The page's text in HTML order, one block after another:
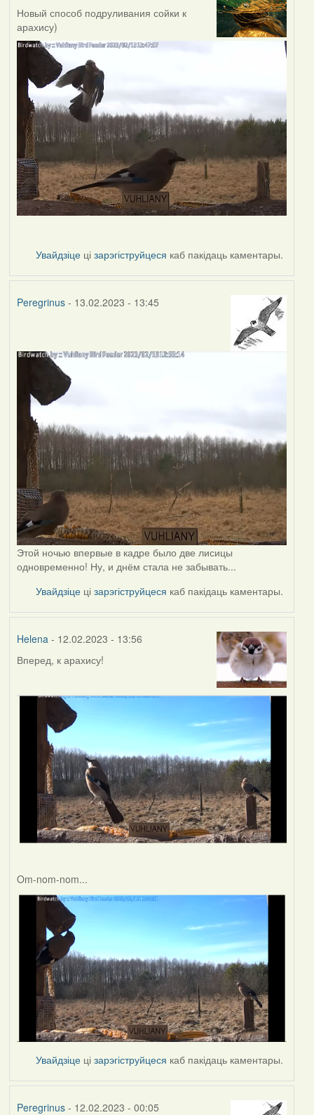
Новый способ подруливания сойки к
арахису)
Увайдзіце цізарэгіструйцеся каб пакідаць каментары.
Peregrinus- 13.02.2023 - 13:45
Этой ночью впервые в кадре было две лисицы
одновременно! Ну, и днём стала не забывать...
Увайдзіце цізарэгіструйцеся каб пакідаць каментары.
Helena- 12.02.2023 - 13:56
Вперед, к арахису!
Om-nom-nom...
Увайдзіце цізарэгіструйцеся каб пакідаць каментары.
Peregrinus- 12.02.2023 - 00:05